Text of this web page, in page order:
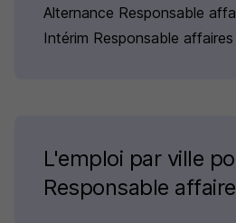
Alternance Responsable
Intérim Responsable affaires
L'emploi par ville
Responsable